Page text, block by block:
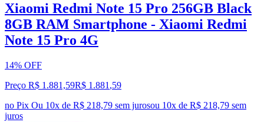
Xiaomi Redmi Note 15 Pro 256GB Black
8GB RAM Smartphone - Xiaomi Redmi
Note 15 Pro 4G
14% OFF
Preço R$ 1.881,59R$ 1.881 ,59
no Pix Ou 10x de R$ 218,79 sem jurosou 10x de R$ 218,79 sem
juros